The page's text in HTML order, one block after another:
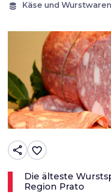
Käse und Wurstwaren
share favorite_border
Die älteste
Region Prato